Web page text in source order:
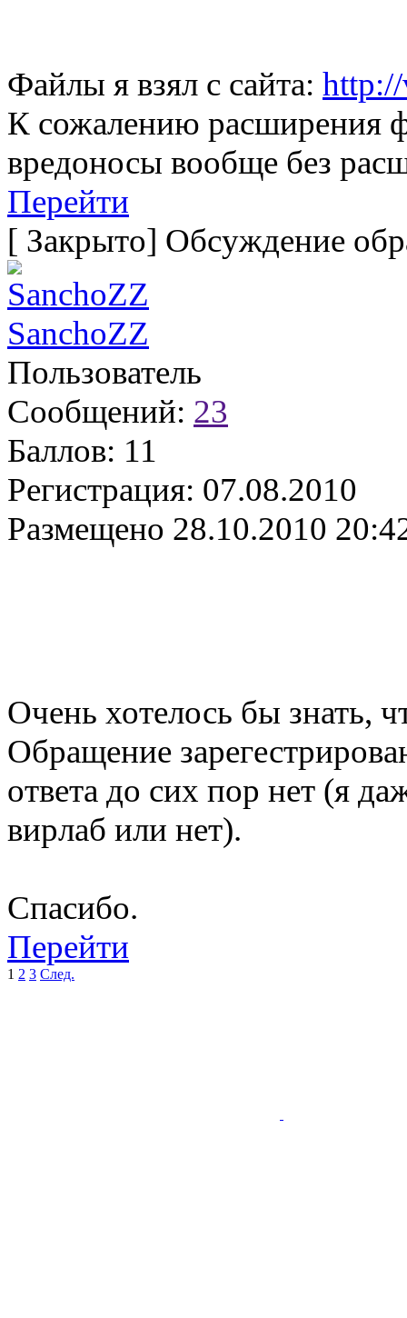
Файлы я взял с сайта:
К сожалению расширения
вредоносы вообще без
Перейти
[ Закрыто] Обсуждение
SanchoZZ
Пользователь
Сообщений: 23
Баллов: 11
Регистрация: 07.08.2010
Размещено 28.10.2010
Очень хотелось бы знать,
Обращение
ответа до сих пор нет (я
вирлаб или нет).
Спасибо.
Перейти
1 2 3 След.